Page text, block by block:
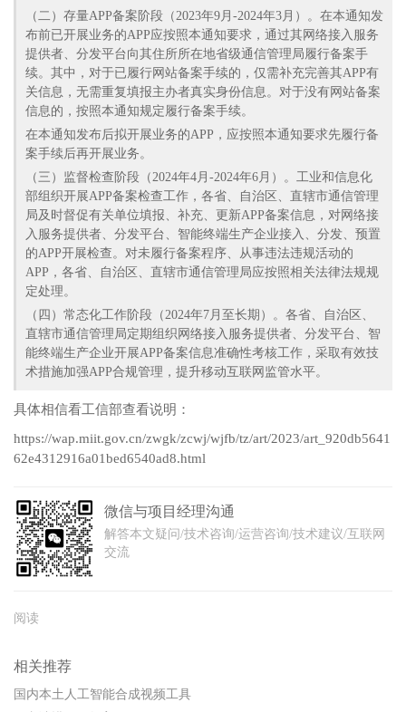
（二）存量APP备案阶段（2023年9月-2024年3月）。在本通知发
布前已开展业务的APP应按照本通知要求，通过其网络接入服务
提供者、分发平台向其住所所在地省级通信管理局履行备案手
续。其中，对于已履行网站备案手续的，仅需补充完善其APP有
关信息，无需重复填报主办者真实身份信息。对于没有网站备案
信息的，按照本通知规定履行备案手续。
在本通知发布后拟开展业务的APP，应按照本通知要求先履行备
案手续后再开展业务。
（三）监督检查阶段（2024年4月-2024年6月）。工业和信息化
部组织开展APP备案检查工作，各省、自治区、直辖市通信管理
局及时督促有关单位填报、补充、更新APP备案信息，对网络接
入服务提供者、分发平台、智能终端生产企业接入、分发、预置
的APP开展检查。对未履行备案程序、从事违法违规活动的
APP，各省、自治区、直辖市通信管理局应按照相关法律法规规
定处理。
（四）常态化工作阶段（2024年7月至长期）。各省、自治区、
直辖市通信管理局定期组织网络接入服务提供者、分发平台、智
能终端生产企业开展APP备案信息准确性考核工作，采取有效技
术措施加强APP合规管理，提升移动互联网监管水平。
具体相信看工信部查看说明：
https://wap.miit.gov.cn/zwgk/zcwj/wjfb/tz/art/2023/art_920db5641
62e4312916a01bed6540ad8.html
微信与项目经理沟通
解答本文疑问/技术咨询/运营咨询/技术建议/互联网
交流
阅读
相关推荐
国内本土人工智能合成视频工具